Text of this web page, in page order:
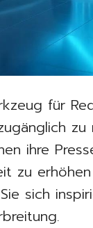
für
zu
ihre
zu
sich